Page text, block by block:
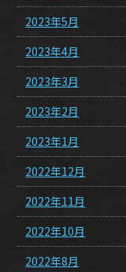
2023年5月
2023年4月
2023年3月
2023年2月
2023年1月
2022年12月
2022年11月
2022年10月
2022年8月